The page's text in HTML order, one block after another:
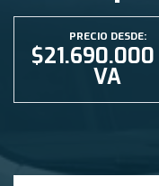
PRECIO DESDE:
$21.690.000
VA